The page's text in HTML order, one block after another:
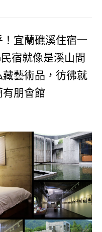
宜蘭礁溪住宿一
宿就像是溪山間
藝術品，彷彿就
朋會館